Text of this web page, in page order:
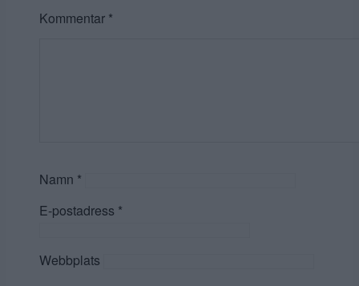
Kommentar *
Namn *
E-postadress *
Webbplats